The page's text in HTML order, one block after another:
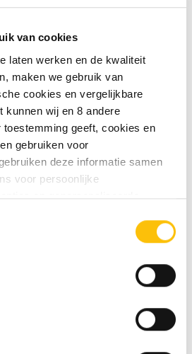
van cookies
laten werken en de kwaliteit
maken we gebruik van
cookies en vergelijkbare
kunnen wij en 8 andere
toestemming geeft, cookies en
gebruiken voor
deze informatie samen
voor persoonlijke
en gepersonaliseerde
(gepersonaliseerde
en communicatie binnen
op websites en apps van
30cl
Puur of La Trappe Witte
glas.
ook wat voor jou